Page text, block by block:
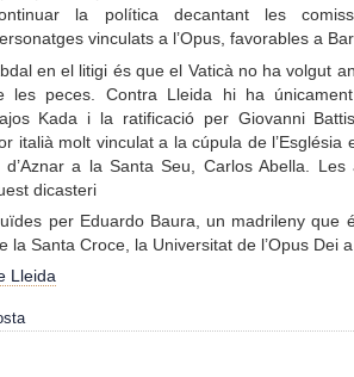
la política decantant les
vinculats a l’Opus, favorables a
en el litigi és que el Vaticà no ha volgut
les peces. Contra Lleida hi ha
Kada i la ratificació per Giovanni
italià molt vinculat a la cúpula de l’Església
d’Aznar a la Santa Seu, Carlos Abella. Les
dicasteri
per Eduardo Baura, un madrileny que
la Santa Croce, la Universitat de l’Opus Dei
Lleida